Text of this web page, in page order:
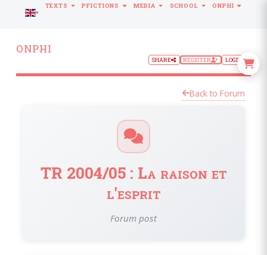
ONPHI
SHARE REGISTER LOGIN
Back to Forum
TR 2004/05 : La raison et
l'esprit
Forum post
LANGUAGE
TEXTS PFICTIONS MEDIA SCHOOL ONPHI